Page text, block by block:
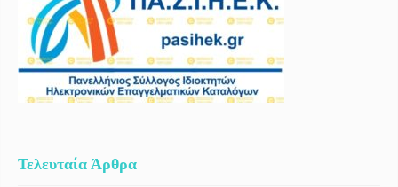
Τελευταία Άρθρα